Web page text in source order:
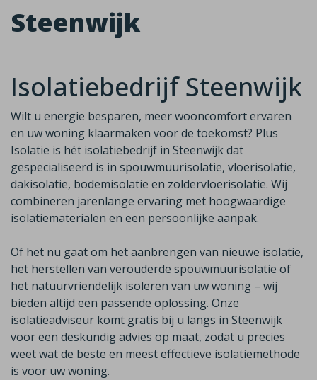
Steenwijk
Isolatiebedrijf Steenwijk
Wilt u energie besparen, meer wooncomfort ervaren
en uw woning klaarmaken voor de toekomst? Plus
Isolatie is hét isolatiebedrijf in Steenwijk dat
gespecialiseerd is in spouwmuurisolatie, vloerisolatie,
dakisolatie, bodemisolatie en zoldervloerisolatie. Wij
combineren jarenlange ervaring met hoogwaardige
isolatiematerialen en een persoonlijke aanpak.
Of het nu gaat om het aanbrengen van nieuwe isolatie,
het herstellen van verouderde spouwmuurisolatie of
het natuurvriendelijk isoleren van uw woning – wij
bieden altijd een passende oplossing. Onze
isolatieadviseur komt gratis bij u langs in Steenwijk
voor een deskundig advies op maat, zodat u precies
weet wat de beste en meest effectieve isolatiemethode
is voor uw woning.